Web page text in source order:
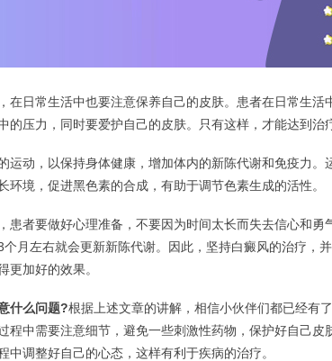
日常生活中也要注意保养自己的皮肤。患者在日常生活
的压力，同时要爱护自己的皮肤。只有这样，才能达到治
动，以保持身体健康，增加体内的新陈代谢和免疫力。
环境，促进黑色素的合成，有助于调节色素生成的活性。
者要做好心理准备，不要因为时间太长而失去信心和勇
月左右就会更新新陈代谢。因此，坚持白癜风的治疗，
更加好的效果。
什么问题?根据上述文章的讲解，相信小伙伴们都已经有了
程中需要注意细节，避免一些刺激性药物，保护好自己皮
中调整好自己的心态，这样有利于疾病的治疗。